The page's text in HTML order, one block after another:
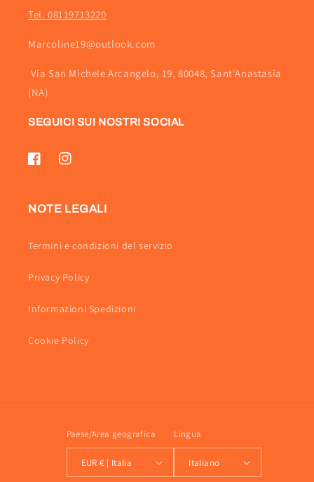
Tel. 08119713220
Marcoline19@outlook.com
Via San Michele Arcangelo, 19, 80048, Sant'Anastasia
(NA)
SEGUICI SUI NOSTRI SOCIAL
FacebookInstagram
NOTE LEGALI
Termini e condizioni del servizio
Privacy Policy
Informazioni Spedizioni
Cookie Policy
Paese/Area geografica
EUR € | Italia
Lingua
Italiano